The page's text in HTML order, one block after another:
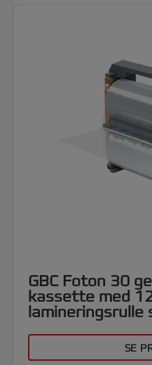
GBC Foton 30
kassette med
lamineringsrulle
SE